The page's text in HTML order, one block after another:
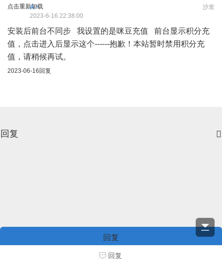
点击重新加载 沙发
A丶
2023-6-16 22:38:00
安装后前台不同步 我设置的是咪豆充值 前台显示积分充
值，点击进入后显示这个------抱歉！本站暂时禁用积分充
值，请稍候再试。
2023-06-16 回复
回复

回复
回复